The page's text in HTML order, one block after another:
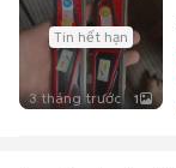
Tin hết hạn
3 tháng trước 1